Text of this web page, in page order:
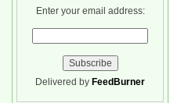
Enter your email address:
Delivered by FeedBurner